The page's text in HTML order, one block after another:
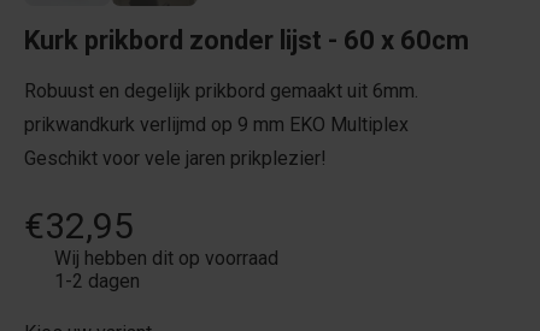
Kurk prikbord zonder lijst - 60 x 60cm
Robuust en degelijk prikbord gemaakt uit 6mm.
prikwandkurk verlijmd op 9 mm EKO Multiplex
Geschikt voor vele jaren prikplezier!
€32,95
Wij hebben dit op voorraad
1-2 dagen